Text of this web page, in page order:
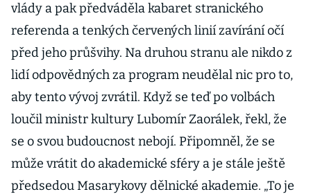
vlády a pak předváděla kabaret stranického
referenda a tenkých červených linií zavírání očí
před jeho průšvihy. Na druhou stranu ale nikdo z
lidí odpovědných za program neudělal nic pro to,
aby tento vývoj zvrátil. Když se teď po volbách
loučil ministr kultury Lubomír Zaorálek, řekl, že
se o svou budoucnost nebojí. Připomněl, že se
může vrátit do akademické sféry a je stále ještě
předsedou Masarykovy dělnické akademie. „To je